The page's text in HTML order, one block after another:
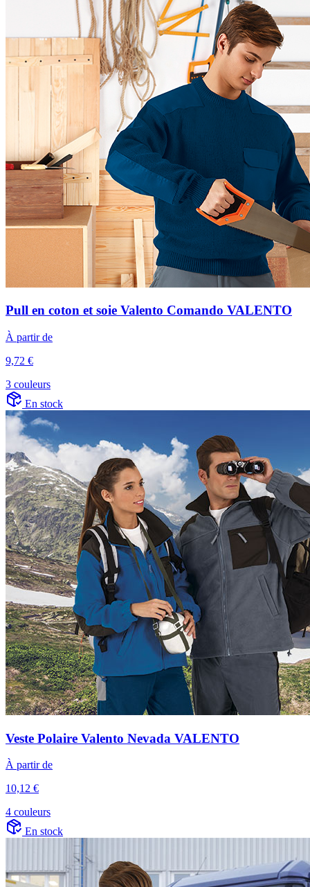
Pull en coton et soie Valento Comando VALENTO
À partir de
9,72 €
3 couleurs
En stock
Veste Polaire Valento Nevada VALENTO
À partir de
10,12 €
4 couleurs
En stock